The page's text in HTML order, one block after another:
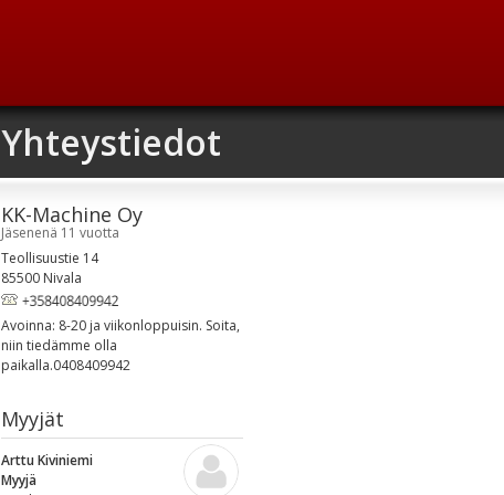
Yhteystiedot
KK-Machine Oy
Jäsenenä 11 vuotta
Teollisuustie 14
85500 Nivala
Avoinna: 8-20 ja viikonloppuisin. Soita,
niin tiedämme olla
paikalla.0408409942
Myyjät
Arttu Kiviniemi
Myyjä